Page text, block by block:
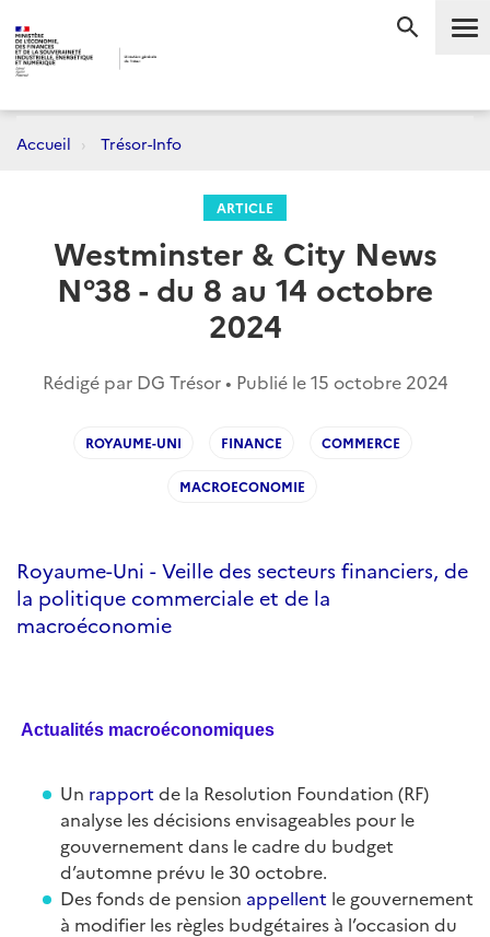
Accueil Trésor-Info
ARTICLE
Westminster & City News
N°38 - du 8 au 14 octobre
2024
Rédigé par DG Trésor • Publié le15 octobre 2024
ROYAUME-UNI FINANCE COMMERCE
MACROECONOMIE
Royaume-Uni - Veille des secteurs financiers, de
la politique commerciale et de la
macroéconomie
Actualités macroéconomiques
Un rapport de la Resolution Foundation (RF)
analyse les décisions envisageables pour le
gouvernement dans le cadre du budget
d’automne prévu le 30 octobre.
Des fonds de pension appellent le gouvernement
à modifier les règles budgétaires à l’occasion du